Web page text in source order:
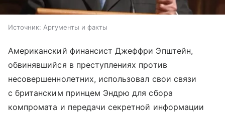
Источник: Аргументы и факты
Американский финансист Джеффри Эпштейн,
обвинявшийся в преступлениях против
несовершеннолетних, использовал свои связи
с британским принцем Эндрю для сбора
компромата и передачи секретной информации